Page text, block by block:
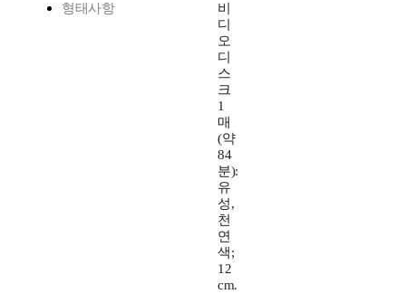
형태사항
비
디
오
디
스
크
1
매
(약
84
분):
유
성,
천
연
색;
12
cm.